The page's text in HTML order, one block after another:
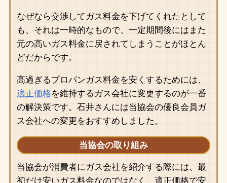
なぜなら交渉してガス料金を下げてくれたとして
も、それは一時的なもので、一定期間後にはまた
元の高いガス料金に戻されてしまうことがほとん
どだからです。
高過ぎるプロパンガス料金を安くするためには、
適正価格を維持するガス会社に変更するのが一番
の解決策です。石井さんには当協会の優良会員ガ
ス会社への変更をおすすめしました。
当協会の取り組み
当協会が消費者にガス会社を紹介する際には、最
初だけ安いガス料金なのではなく、適正価格で安